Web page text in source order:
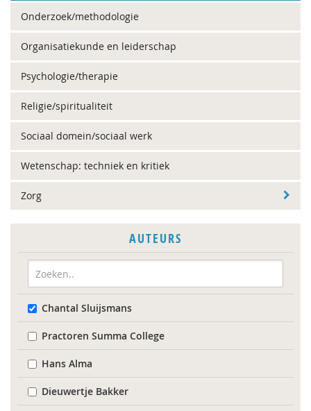
Onderzoek/methodologie
Organisatiekunde en leiderschap
Psychologie/therapie
Religie/spiritualiteit
Sociaal domein/sociaal werk
Wetenschap: techniek en kritiek
Zorg
AUTEURS
Chantal Sluijsmans
Practoren Summa College
Hans Alma
Dieuwertje Bakker